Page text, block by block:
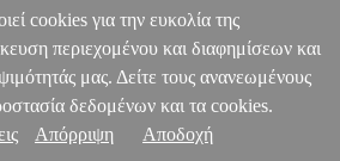
cookies για την ευκολία της
περιεχομένου και διαφημίσεων και
μας. Δείτε τους ανανεωμένους
δεδομένων και τα cookies.
Απόρριψη Αποδοχή